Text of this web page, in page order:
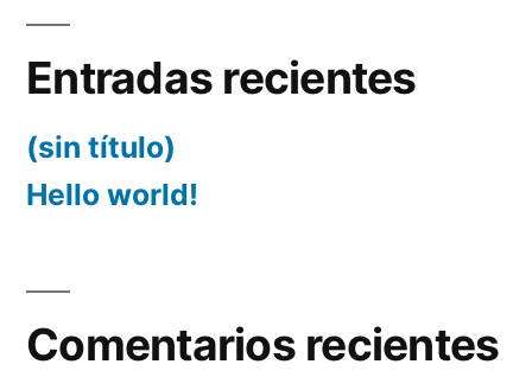
Entradas recientes
(sin título)
Hello world!
Comentarios recientes